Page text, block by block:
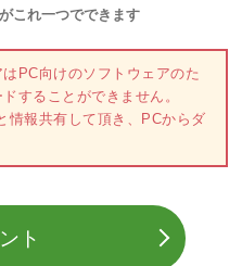
これ一つでできます
PC向けのソフトウェアのた
することができません。
情報共有して頂き、PCからダ
ト